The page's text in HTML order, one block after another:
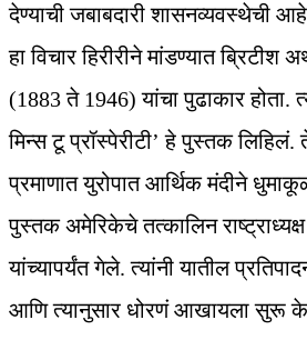
देण्याची जबाबदारी शासनव्यवस्थेची
हा विचार हिरीरीने मांडण्यात ब्रिटीश
(1883 ते 1946) यांचा पुढाकार होता.
मिन्स टू प्रॉस्पेरीटी’ हे पुस्तक लिहिलं.
प्रमाणात युरोपात आर्थिक मंदीने
पुस्तक अमेरिकेचे तत्कालिन
यांच्यापर्यंत गेले. त्यांनी यातील
आणि त्यानुसार धोरणं आखायला सुरू